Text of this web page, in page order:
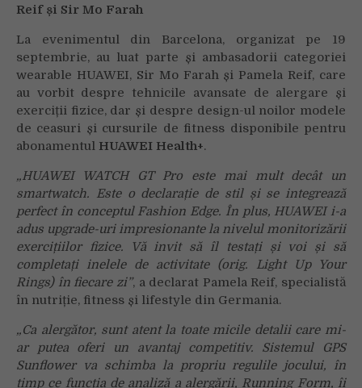
Reif și Sir Mo Farah
La evenimentul din Barcelona, organizat pe 19
septembrie, au luat parte și ambasadorii categoriei
wearable HUAWEI, Sir Mo Farah și Pamela Reif, care
au vorbit despre tehnicile avansate de alergare și
exerciții fizice, dar și despre design-ul noilor modele
de ceasuri și cursurile de fitness disponibile pentru
abonamentul HUAWEI Health+.
„HUAWEI WATCH GT Pro este mai mult decât un
smartwatch. Este o declarație de stil și se integrează
perfect în conceptul Fashion Edge. În plus, HUAWEI i-a
adus upgrade-uri impresionante la nivelul monitorizării
exercițiilor fizice. Vă invit să îl testați și voi și să
completați inelele de activitate (orig. Light Up Your
Rings) în fiecare zi”, a declarat Pamela Reif, specialistă
în nutriție, fitness și lifestyle din Germania.
„Ca alergător, sunt atent la toate micile detalii care mi-
ar putea oferi un avantaj competitiv. Sistemul GPS
Sunflower va schimba la propriu regulile jocului, în
timp ce funcția de analiză a alergării, Running Form, îi